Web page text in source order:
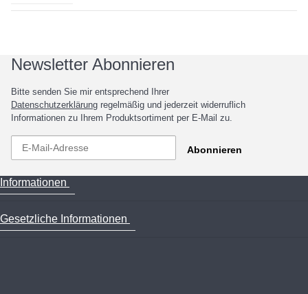
Newsletter Abonnieren
Bitte senden Sie mir entsprechend Ihrer
Datenschutzerklärung regelmäßig und jederzeit widerruflich
Informationen zu Ihrem Produktsortiment per E-Mail zu.
Abonnieren
Informationen
Gesetzliche Informationen